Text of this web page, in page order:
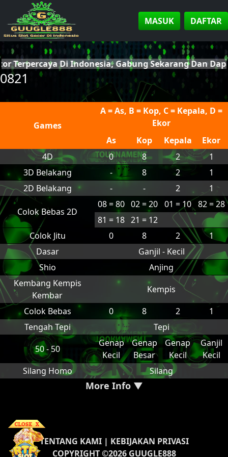
MASUK DAFTAR
Terpercaya Di Indonesia, Gabung Sekarang Dan
0821
Games
A = As, B = Kop, C = Kepala, D =
Ekor
As
Kop Kepala
Ekor
4D
0 8 2
1
3D Belakang
- 8 2
1
2D Belakang
- - 2 1
Colok Bebas 2D
08 = 80 02 = 20 01 = 10
82 = 28
81 = 18 21 = 12
Colok Jitu
0 8 2
1
Dasar
Ganjil - Kecil
Shio
Anjing
Kembang Kempis
Kembar
Kempis
Colok Bebas
0 8 2
1
Tengah Tepi
Tepi
50 - 50
Genap
Kecil
Genap
Besar
Genap
Kecil
Ganjil
Kecil
Silang Homo
Silang
More Info ▼
TENTANG KAMI| KEBIJAKAN PRIVASI
COPYRIGHT ©2026 GUUGLE888